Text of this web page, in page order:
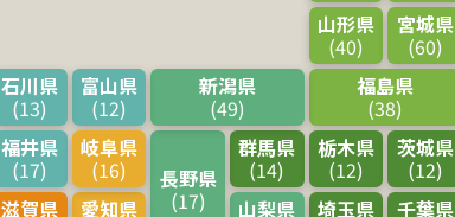
山形県
(40)
宮城県
(60)
福島県
(38)
群馬県
(14)
栃木県
(12)
茨城県
(12)
埼玉県
千葉県
山梨県
長野県
(17)
新潟県
(49)
富山県
(12)
石川県
(13)
福井県
(17)
愛知県
岐阜県
(16)
滋賀県